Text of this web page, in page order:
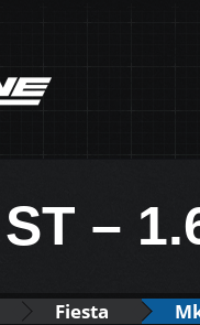
–
Fiesta